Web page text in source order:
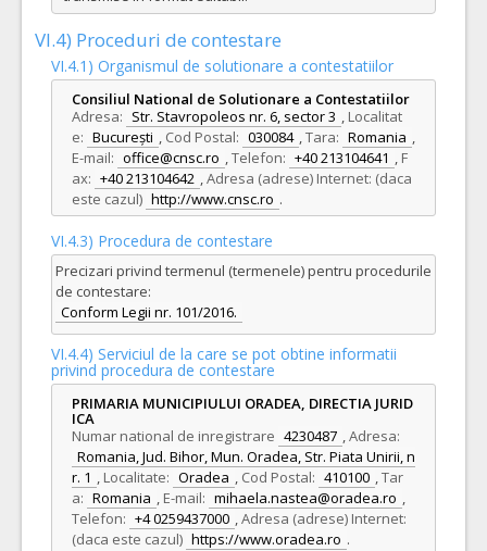
VI.4) Proceduri de contestare
VI.4.1) Organismul de solutionare a contestatiilor
Consiliul National de Solutionare a Contestatiilor
Adresa: Str. Stavropoleos nr. 6, sector 3 , Localitat
e: București , Cod Postal: 030084 ,Tara: Romania ,
E-mail: office@cnsc.ro ,Telefon: +40 213104641 , F
ax: +40 213104642 ,Adresa (adrese) Internet: (daca
este cazul) http://www.cnsc.ro .
VI.4.3) Procedura de contestare
Precizari privind termenul (termenele) pentru procedurile
de contestare:
Conform Legii nr. 101/2016.
VI.4.4) Serviciul de la care se pot obtine informatii
privind procedura de contestare
PRIMARIA MUNICIPIULUI ORADEA, DIRECTIA JURID
ICA
Numar national de inregistrare 4230487 ,Adresa:
Romania, Jud. Bihor, Mun. Oradea, Str. Piata Unirii, n
r. 1 , Localitate: Oradea , Cod Postal: 410100 ,Tar
a: Romania , E-mail: mihaela.nastea@oradea.ro ,
Telefon: +4 0259437000 ,Adresa (adrese) Internet:
(daca este cazul) https://www.oradea.ro .